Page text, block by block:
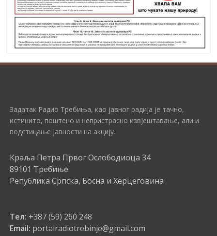
Задатак Радио Требиња, као јавног радија је тачно,
истинито, поштено и непристрасно извјештавање, али и
подстицање јавности на акцију.
Краља Петра Првог Ослободиоца 34
89101 Требиње
Република Српска, Босна и Херцеговина
Тел: +387 (59) 260 248
Email: portalradiotrebinje@gmail.com